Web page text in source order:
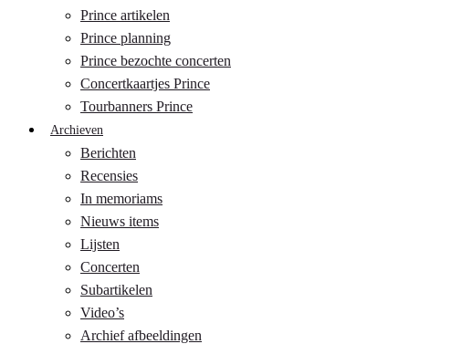
Prince artikelen
Prince planning
Prince bezochte concerten
Concertkaartjes Prince
Tourbanners Prince
Archieven
Berichten
Recensies
In memoriams
Nieuws items
Lijsten
Concerten
Subartikelen
Video’s
Archief afbeeldingen